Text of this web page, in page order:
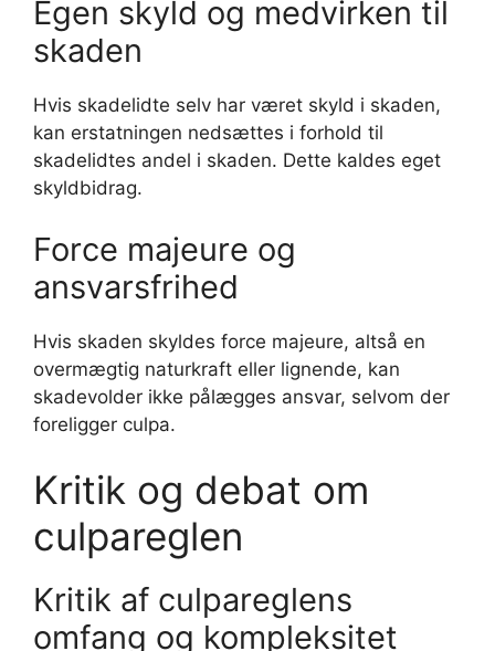
Egen skyld og medvirken til
skaden
Hvis skadelidte selv har været skyld i skaden,
kan erstatningen nedsættes i forhold til
skadelidtes andel i skaden. Dette kaldes eget
skyldbidrag.
Force majeure og
ansvarsfrihed
Hvis skaden skyldes force majeure, altså en
overmægtig naturkraft eller lignende, kan
skadevolder ikke pålægges ansvar, selvom der
foreligger culpa.
Kritik og debat om
culpareglen
Kritik af culpareglens
omfang og kompleksitet